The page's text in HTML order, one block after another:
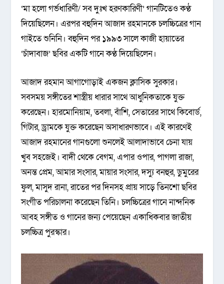
‘মা হলো গর্ভধারিণী/ সব দুঃখ হরণকারিণী’ গানটিতেও কণ্ঠ
দিয়েছিলেন। এরপর বহুদিন আজাদ রহমানকে চলচ্চিত্রের গান
গাইতে শুনিনি। বহুদিন পর ১৯৯৩ সালে কাজী হায়াতের
‘চাঁদাবাজ’ ছবির একটি গানে কণ্ঠ দিয়েছিলেন।
আজাদ রহমান আগাগোড়াই একজন ক্লাসিক সুরকার।
সবসময় সঙ্গীতের শাস্ত্রীয় ধারার সাথে আধুনিকতাকে যুক্ত
করেছেন। হারমোনিয়াম, তবলা, বাঁশি, সেতারের সাথে কিবোর্ড,
গিটার, ড্রামকে যুক্ত করেছেন অসাধারণভাবে। এই কারণেই
আজাদ রহমানের গানগুলো শুনলেই আলাদাভাবে চেনা যায়
খুব সহজেই। বাদী থেকে বেগম, এপার ওপার, পাগলা রাজা,
অনন্ত প্রেম, আমার সংসার, মায়ার সংসার, দস্যু বনহুর, ডুমুরের
ফুল, মাসুদ রানা, রাতের পর দিনসহ প্রায় সাড়ে তিনশো ছবির
সংগীত পরিচালনা করেছেন তিনি। চলচ্চিত্রের গানে নান্দনিক
আবহ সঙ্গীত ও গানের জন্য পেয়েছেন একাধিকবার জাতীয়
চলচ্চিত্র পুরস্কার।